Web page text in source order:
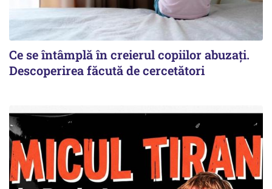
Ce se întâmplă în creierul copiilor abuzați.
Descoperirea făcută de cercetători